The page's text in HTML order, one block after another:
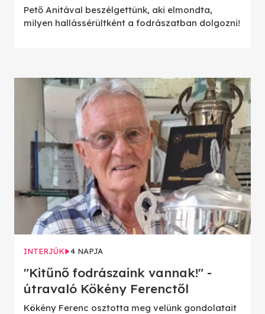
Pető Anitával beszélgettünk, aki elmondta,
milyen hallássérültként a fodrászatban dolgozni!
INTERJÚK 4 NAPJA
"Kitűnő fodrászaink vannak!" -
útravaló Kökény Ferenctől
Kökény Ferenc osztotta meg velünk gondolatait